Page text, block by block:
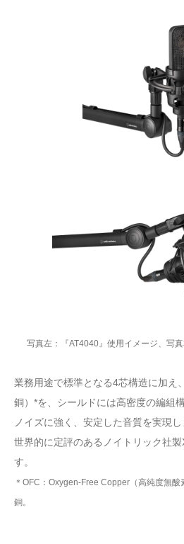
写真左：『AT4040』使用イメージ、写
業務用途で標準となる4芯構造に加え
銅）*を、シールドには高密度の編組
ノイズに強く、安定した音質を実現
世界的に定評のあるノイトリック社
す。
＊OFC：Oxygen-Free Copper（高純度無
銅。